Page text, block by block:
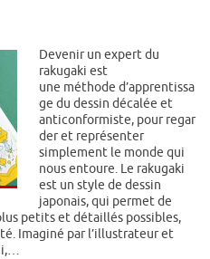
Devenir un expert du
rakugaki est
une méthode d’apprentissa
ge du dessin décalée et
anticonformiste, pour regar
der et représenter
simplement le monde qui
nous entoure. Le rakugaki
est un style de dessin
japonais, qui permet de
petits et détaillés possibles,
Imaginé par l’illustrateur et